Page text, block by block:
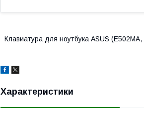
Клавиатура для ноутбука ASUS
Характеристики